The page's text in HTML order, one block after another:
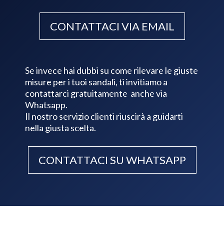
CONTATTACI VIA EMAIL
Se invece hai dubbi su come rilevare le giuste
misure per i tuoi sandali, ti invitiamo a
contattarci gratuitamente anche via
Whatsapp.
Il nostro servizio clienti riuscirà a guidarti
nella giusta scelta.
CONTATTACI SU WHATSAPP